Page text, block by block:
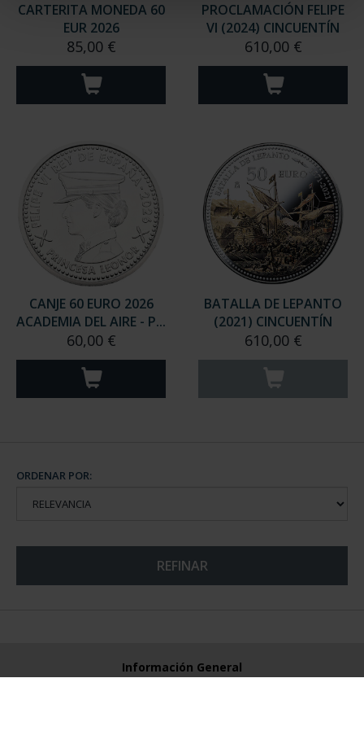
CARTERITA MONEDA 60
EUR 2026
85,00 €
PROCLAMACIÓN FELIPE
VI (2024) CINCUENTÍN
610,00 €
CANJE 60 EURO 2026
ACADEMIA DEL AIRE - P...
60,00 €
BATALLA DE LEPANTO
(2021) CINCUENTÍN
610,00 €
ORDENAR POR:
REFINAR
Información General